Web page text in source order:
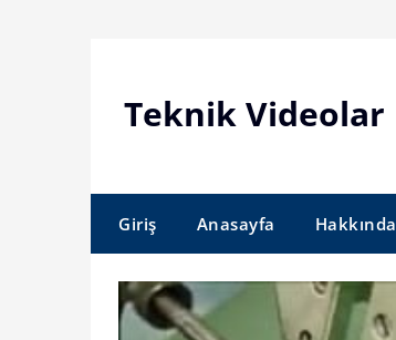
Teknik Videolar
Giriş Anasayfa Hakkında